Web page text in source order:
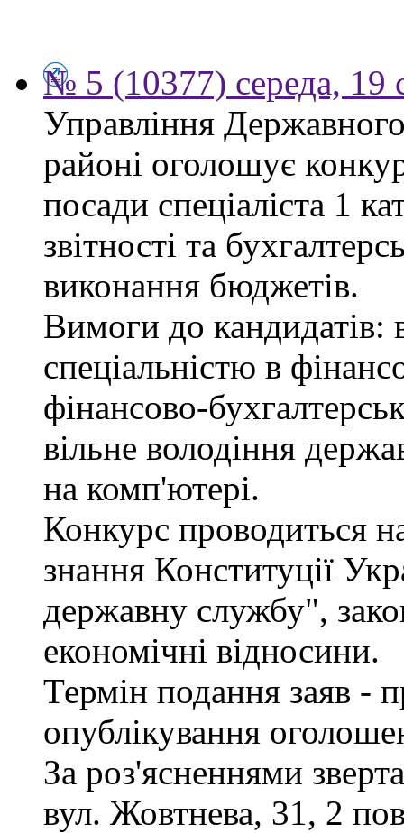
№ 5 (10377) середа, 19
Управління
районі оголошує
посади спеціаліста 1
звітності та
виконання бюджетів.
Вимоги до кандидатів:
спеціальністю в
фінансово-
вільне володіння
на комп'ютері.
Конкурс проводиться
знання Конституції
державну службу",
економічні відносини.
Термін подання заяв -
опублікування
За роз'ясненнями
вул. Жовтнева, 31, 2